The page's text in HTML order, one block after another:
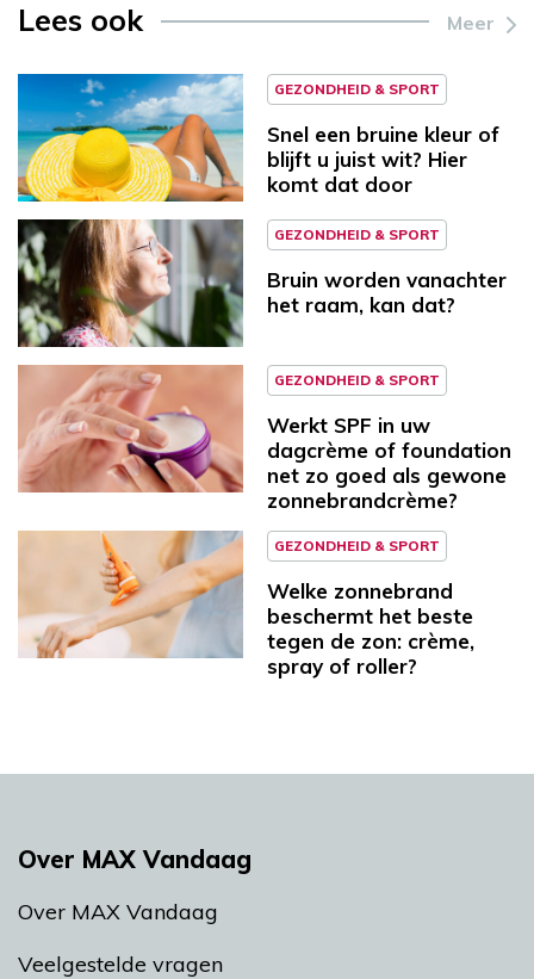
Lees ook Meer
GEZONDHEID & SPORT
Snel een bruine kleur of
blijft u juist wit? Hier
komt dat door
GEZONDHEID & SPORT
Bruin worden vanachter
het raam, kan dat?
GEZONDHEID & SPORT
Werkt SPF in uw
dagcrème of foundation
net zo goed als gewone
zonnebrandcrème?
GEZONDHEID & SPORT
Welke zonnebrand
beschermt het beste
tegen de zon: crème,
spray of roller?
Over MAX Vandaag
Over MAX Vandaag
Veelgestelde vragen